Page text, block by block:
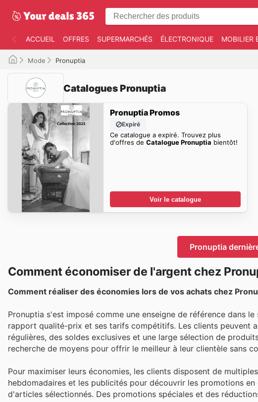
ACCUEIL OFFRES SUPERMARCHÉS ÉLECTRONIQUE MOBILIER
Mode Pronuptia
Catalogues Pronuptia
Pronuptia Promos
Expiré
Ce catalogue a expiré. Trouvez plus
d'offres de Catalogue Pronuptia bientôt!
Voir le catalogue
Pronuptia
Comment économiser de l'argent chez
Comment réaliser des économies lors de vos achats chez
Pronuptia s'est imposé comme une enseigne de référence dans
rapport qualité-prix et ses tarifs compétitifs. Les clients peuvent
régulières, des soldes exclusives et une large sélection de
recherche de moyens pour offrir le meilleur à leur clientèle sans
Pour maximiser leurs économies, les clients disposent de
hebdomadaires et les publicités pour découvrir les promotions
d'articles sélectionnés. Des promotions spéciales et des